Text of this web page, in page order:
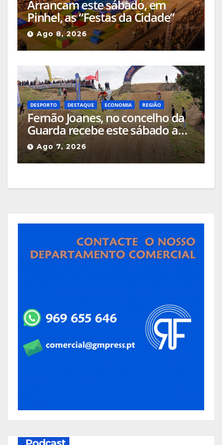
Arrancam este sábado, em
Pinhel, as “Festas da Cidade”
Ago 8, 2026
DESPORTO DESTAQUE ECONOMIA REGIÃO
Fernão Joanes, no concelho da
Guarda recebe este sábado a
Etapa do Campeonato Nacional
de Supercross
Ago 7, 2026